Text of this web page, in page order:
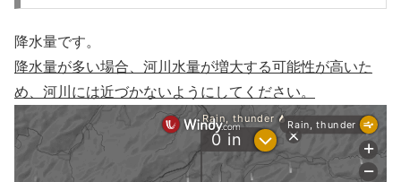
降水量です。
降水量が多い場合、河川水量が増大する可能性が高いた
め、河川には近づかないようにしてください。